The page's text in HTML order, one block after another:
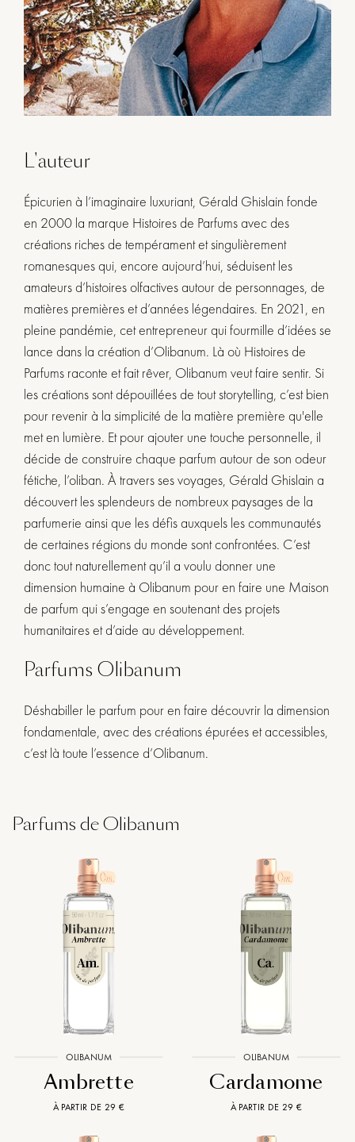
L'auteur
Épicurien à l’imaginaire luxuriant, Gérald Ghislain fonde
en 2000 la marque Histoires de Parfums avec des
créations riches de tempérament et singulièrement
romanesques qui, encore aujourd’hui, séduisent les
amateurs d’histoires olfactives autour de personnages, de
matières premières et d’années légendaires. En 2021, en
pleine pandémie, cet entrepreneur qui fourmille d’idées se
lance dans la création d’Olibanum. Là où Histoires de
Parfums raconte et fait rêver, Olibanum veut faire sentir. Si
les créations sont dépouillées de tout storytelling, c’est bien
pour revenir à la simplicité de la matière première qu'elle
met en lumière. Et pour ajouter une touche personnelle, il
décide de construire chaque parfum autour de son odeur
fétiche, l’oliban. À travers ses voyages, Gérald Ghislain a
découvert les splendeurs de nombreux paysages de la
parfumerie ainsi que les défis auxquels les communautés
de certaines régions du monde sont confrontées. C’est
donc tout naturellement qu’il a voulu donner une
dimension humaine à Olibanum pour en faire une Maison
de parfum qui s’engage en soutenant des projets
humanitaires et d’aide au développement.
Parfums Olibanum
Déshabiller le parfum pour en faire découvrir la dimension
fondamentale, avec des créations épurées et accessibles,
c’est là toute l’essence d’Olibanum.
Parfums de Olibanum
OLIBANUM
Ambrette
À PARTIR DE 29 €
OLIBANUM
Cardamome
À PARTIR DE 29 €